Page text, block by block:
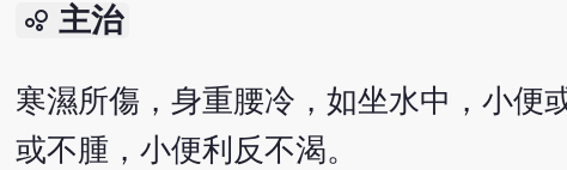
bubble_chart 主治
寒濕所傷，身重腰冷，如坐水中，小便
或不腫，小便利反不渴。